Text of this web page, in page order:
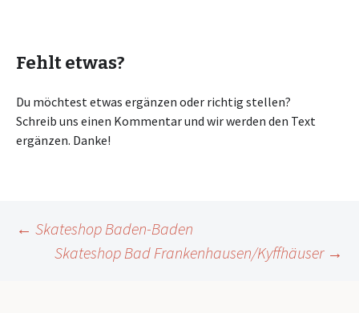
Fehlt etwas?
Du möchtest etwas ergänzen oder richtig stellen?
Schreib uns einen Kommentar und wir werden den Text
ergänzen. Danke!
Beitragsnavigation
← Skateshop Baden-Baden
Skateshop Bad Frankenhausen/Kyffhäuser →